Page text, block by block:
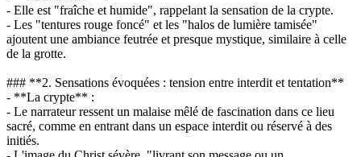
- Elle est "fraîche et humide", rappelant la sensation de la crypte.
- Les "tentures rouge foncé" et les "halos de lumière tamisée"
ajoutent une ambiance feutrée et presque mystique, similaire à celle
de la grotte.
### **2. Sensations évoquées : tension entre interdit et tentation**
- **La crypte** :
- Le narrateur ressent un malaise mêlé de fascination dans ce lieu
sacré, comme en entrant dans un espace interdit ou réservé à des
initiés.